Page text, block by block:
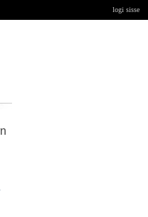
logi sisse